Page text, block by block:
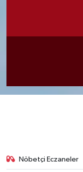
Nöbetçi Eczaneler